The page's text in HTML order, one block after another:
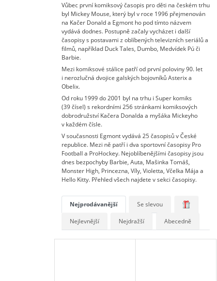
Vůbec první komiksový časopis pro děti na českém trhu
byl Mickey Mouse, který byl v roce 1996 přejmenován
na Kačer Donald a Egmont ho pod tímto názvem
vydává dodnes. Postupně začaly vycházet i další
časopisy s postavami z oblíbených televizních seriálů a
filmů, například Duck Tales, Dumbo, Medvídek Pú či
Barbie.
Mezi komiksové stálice patří od první poloviny 90. let
i nerozlučná dvojice galských bojovníků Asterix a
Obelix.
Od roku 1999 do 2001 byl na trhu i Super komiks
(39 čísel) s rekordními 256 stránkami komiksových
dobrodružství Kačera Donalda a myšáka Mickeyho
v každém čísle.
V současnosti Egmont vydává 25 časopisů v České
republice. Mezi ně patří i dva sportovní časopisy Pro
Football a ProHockey. Nejoblíbenějšími časopisy jsou
dnes bezpochyby Barbie, Auta, Mašinka Tomáš,
Monster High, Princezna, Víly, Violetta, Včelka Mája a
Hello Kitty. Přehled všech najdete v sekci časopisy.
Nejprodávanější Se slevou
Nejlevnější Nejdražší Abecedně